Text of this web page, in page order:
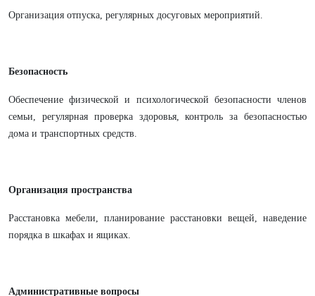
Организация отпуска, регулярных досуговых мероприятий.
Безопасность
Обеспечение физической и психологической безопасности членов
семьи, регулярная проверка здоровья, контроль за безопасностью
дома и транспортных средств.
Организация пространства
Расстановка мебели, планирование расстановки вещей, наведение
порядка в шкафах и ящиках.
Административные вопросы